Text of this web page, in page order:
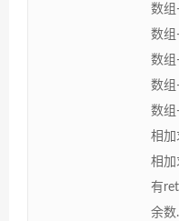
数组
数
数组
数组
数组
相加
相加
有
余数